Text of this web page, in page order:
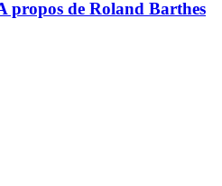
propos de Roland Barthes